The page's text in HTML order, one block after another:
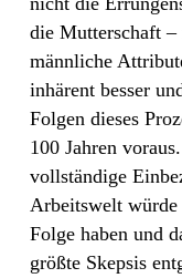
die Mutterschaft –
männliche
inhärent besser
Folgen dieses
100 Jahren
vollständige
Arbeitswelt
Folge haben und
größte Skepsis